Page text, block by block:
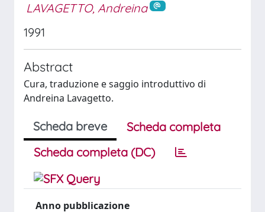
LAVAGETTO, Andreina
1991
Abstract
Cura, traduzione e saggio introduttivo di
Andreina Lavagetto.
Scheda breve
Scheda completa
Scheda completa (DC)
Anno pubblicazione